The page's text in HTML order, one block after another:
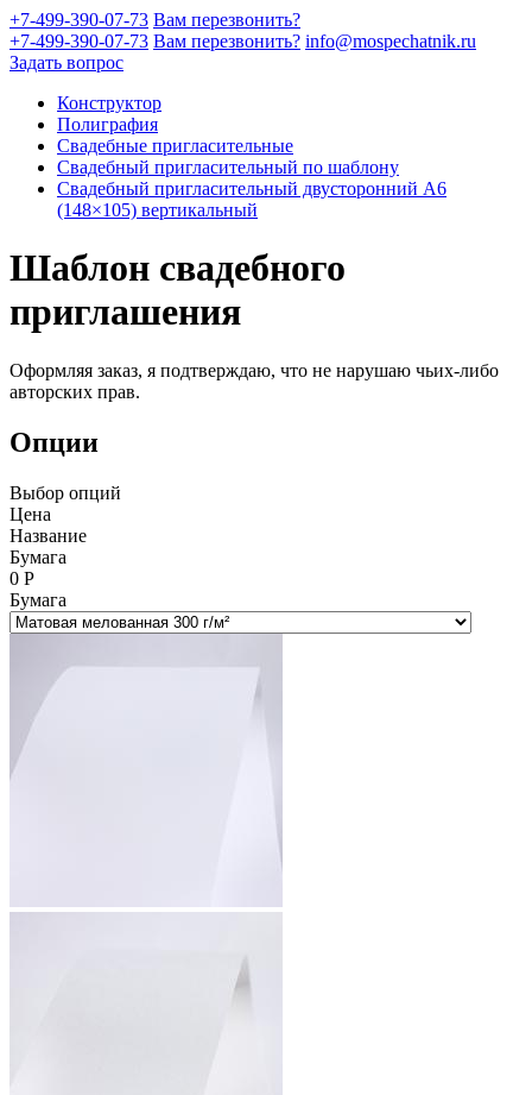
+7-499-390-07-73 Вам перезвонить?
+7-499-390-07-73 Вам перезвонить? info@mospechatnik.ru
Задать вопрос
Конструктор
Полиграфия
Свадебные пригласительные
Свадебный пригласительный по шаблону
Свадебный пригласительный двусторонний A6
(148×105) вертикальный
Шаблон свадебного
приглашения
Оформляя заказ, я подтверждаю, что не нарушаю чьих-либо
авторских прав.
Опции
Выбор опций
Цена
Название
Бумага
0 Р
Бумага